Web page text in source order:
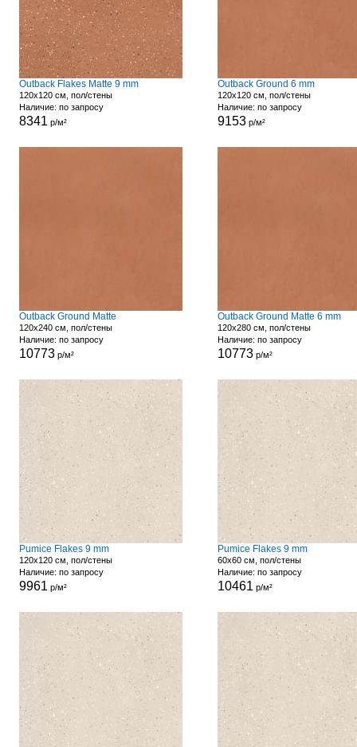
Outback Flakes Matte 9 mm
120x120 см, пол/стены
Наличие: по запросу
8341 р/м²
Outback Ground 6 mm
120x120 см, пол/стены
Наличие: по запросу
9153р/м²
Outback Ground Matte
120x240 см, пол/стены
Наличие: по запросу
10773р/м²
Outback Ground Matte 6 mm
120x280 см, пол/стены
Наличие: по запросу
10773р/м²
Pumice Flakes 9 mm
120x120 см, пол/стены
Наличие: по запросу
9961 р/м²
Pumice Flakes 9 mm
60x60 см, пол/стены
Наличие: по запросу
10461 р/м²